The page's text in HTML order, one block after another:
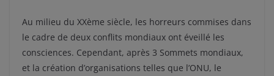
Au milieu du XXème siècle, les horreurs commises dans
le cadre de deux conflits mondiaux ont éveillé les
consciences. Cependant, après 3 Sommets mondiaux,
et la création d’organisations telles que l’ONU, le